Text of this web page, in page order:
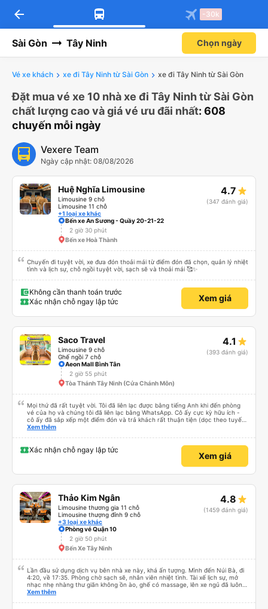
arrow_back -30k
Sài Gòn Tây Ninh Chọn ngày
Vé xe khách xe đi Tây Ninh từ Sài Gòn xe đi Tây Ninh từ Sài Gòn
Đặt mua vé xe 10 nhà xe đi Tây Ninh từ Sài Gòn
chất lượng cao và giá vé ưu đãi nhất: 608
chuyến mỗi ngày
Vexere Team
Ngày cập nhật: 08/08/2026
Huệ Nghĩa Limousine
Limousine 9 chỗ
Limousine 11 chỗ
+1 loại xe khác
4.7
(347 đánh giá)
Bến xe An Sương - Quầy 20-21-22
2 giờ 30 phút
Bến xe Hoà Thành
Chuyến đi tuyệt vời, xe đưa đón thoải mái từ điểm đón đã chọn, quản lý nhiệt
tình và lịch sự, chỗ ngồi tuyệt vời, sạch sẽ và thoải mái 🥰✨
Không cần thanh toán trước
Xác nhận chỗ ngay lập tức
Xem giá
Saco Travel
Limousine 9 chỗ
Ghế ngồi 7 chỗ
4.1
(393 đánh giá)
Aeon Mall Bình Tân
2 giờ 55 phút
Tòa Thánh Tây Ninh (Cửa Chánh Môn)
Mọi thứ đã rất tuyệt vời. Tôi đã liên lạc được bằng tiếng Anh khi đến phòng
vé của họ và chúng tôi đã liên lạc bằng WhatsApp. Cô ấy cực kỳ hữu ích -
cô ấy đã sắp xếp một điểm đón và trả khách rất thuận tiện (dọc theo tuyến
đường của họ). Xe rộng rãi và thoải mái. Rất khuyến khích.
Xem thêm
Xác nhận chỗ ngay lập tức
Xem giá
Thảo Kim Ngân
Limousine thương gia 11 chỗ
Limousine thượng đỉnh 9 chỗ
+3 loại xe khác
4.8
(1459 đánh giá)
Phòng vé Quận 10
2 giờ 50 phút
Bến Xe Tây Ninh
Lần đầu sử dụng dịch vụ bên nhà xe này, khá ấn tượng. Mình đến Núi Bà, đi
4:20, về 17:35. Phòng chờ sạch sẽ, nhân viên nhiệt tình. Tài xế lịch sự, mở
nhạc nhẹ nhàng thư giãn không ồn ào, ghế có massage, lên xe ngủ đã luôn
😆. Thấy có quét dọn xe trước khi mời khách lên. Xuất phát có chậm hơn giờ
Xem thêm